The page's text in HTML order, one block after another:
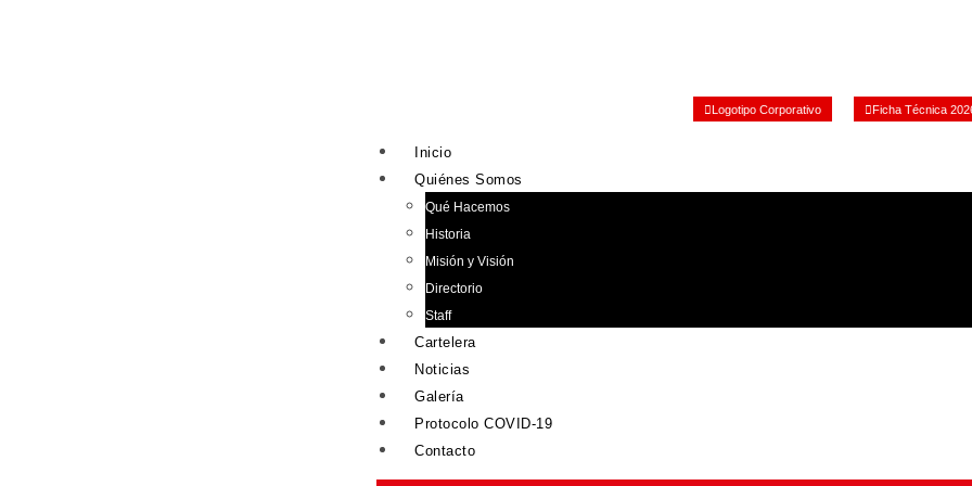
Logotipo Corporativo Ficha Técnica
Inicio
Quiénes Somos
Qué Hacemos
Historia
Misión y Visión
Directorio
Staff
Cartelera
Noticias
Galería
Protocolo COVID-19
Contacto